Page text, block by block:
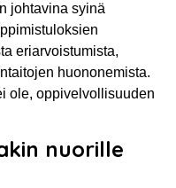
johtavina syinä
eriarvoistumista,
huononemista.
ole, oppivelvollisuuden
nuorille